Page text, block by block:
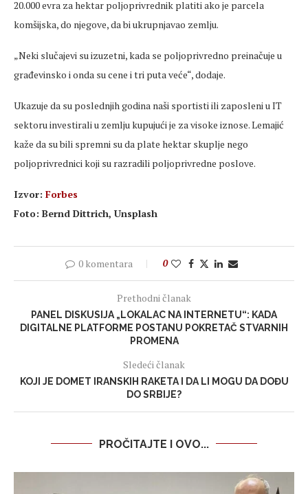
20.000 evra za hektar poljoprivrednik platiti ako je parcela
komšijska, do njegove, da bi ukrupnjavao zemlju.
„Neki slučajevi su izuzetni, kada se poljoprivredno preinačuje u
građevinsko i onda su cene i tri puta veće“, dodaje.
Ukazuje da su poslednjih godina naši sportisti ili zaposleni u IT
sektoru investirali u zemlju kupujući je za visoke iznose. Lemajić
kaže da su bili spremni su da plate hektar skuplje nego
poljoprivrednici koji su razradili poljoprivredne poslove.
Izvor: Forbes
Foto: Bernd Dittrich, Unsplash
0 komentara 0
Prethodni članak
PANEL DISKUSIJA „LOKALAC NA INTERNETU“: KADA
DIGITALNE PLATFORME POSTANU POKRETAČ STVARNIH
PROMENA
Sledeći članak
KOJI JE DOMET IRANSKIH RAKETA I DA LI MOGU DA DOĐU
DO SRBIJE?
PROČITAJTE I OVO...